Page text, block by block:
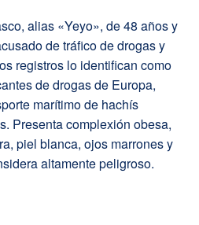
alias «Yeyo», de 48 años y
de tráfico de drogas y
registros lo identifican como
de drogas de Europa,
marítimo de hachís
Presenta complexión obesa,
piel blanca, ojos marrones y
altamente peligroso.